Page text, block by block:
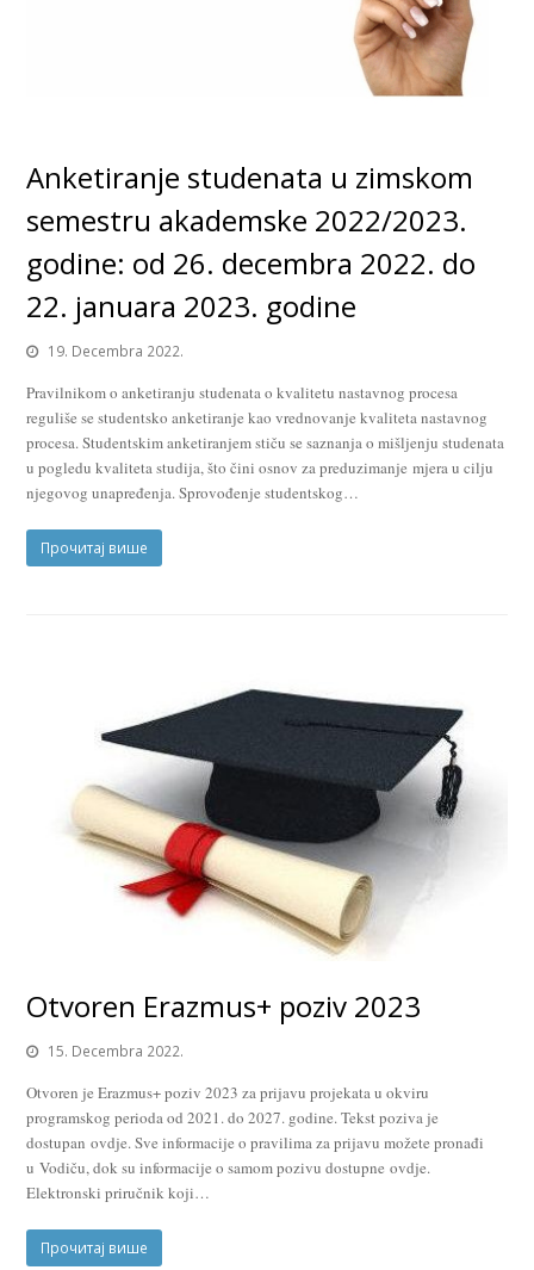
Anketiranje studenata u zimskom
semestru akademske 2022/2023.
godine: od 26. decembra 2022. do
22. januara 2023. godine
19. Decembra 2022.
Pravilnikom o anketiranju studenata o kvalitetu nastavnog procesa
reguliše se studentsko anketiranje kao vrednovanje kvaliteta nastavnog
procesa. Studentskim anketiranjem stiču se saznanja o mišljenju studenata
u pogledu kvaliteta studija, što čini osnov za preduzimanje mjera u cilju
njegovog unapređenja. Sprovođenje studentskog…
Прочитај више
Otvoren Erazmus+ poziv 2023
15. Decembra 2022.
Otvoren je Erazmus+ poziv 2023 za prijavu projekata u okviru
programskog perioda od 2021. do 2027. godine. Tekst poziva je
dostupan ovdje. Sve informacije o pravilima za prijavu možete pronađi
u Vodiču, dok su informacije o samom pozivu dostupne ovdje.
Elektronski priručnik koji…
Прочитај више